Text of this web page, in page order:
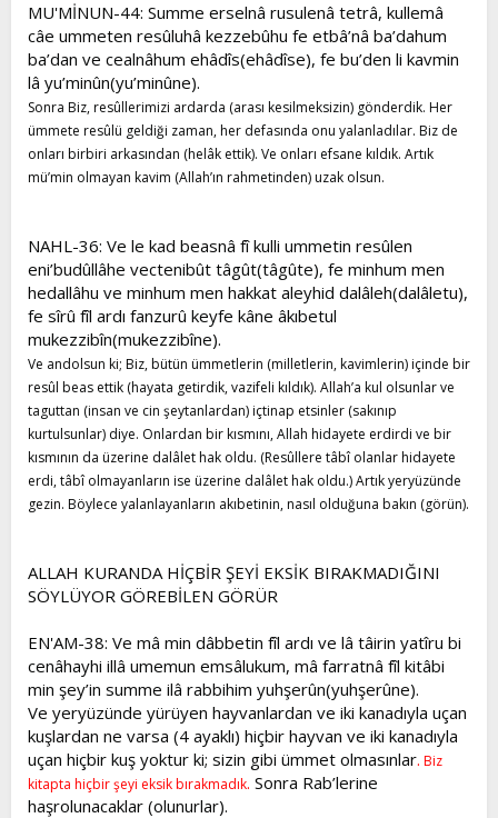
MU'MİNUN-44: Summe erselnâ rusulenâ tetrâ, kullemâ
câe ummeten resûluhâ kezzebûhu fe etbâ’nâ ba’dahum
ba’dan ve cealnâhum ehâdîs(ehâdîse), fe bu’den li kavmin
lâ yu’minûn(yu’minûne).
Sonra Biz, resûllerimizi ardarda (arası kesilmeksizin) gönderdik. Her
ümmete resûlü geldiği zaman, her defasında onu yalanladılar. Biz de
onları birbiri arkasından (helâk ettik). Ve onları efsane kıldık. Artık
mü’min olmayan kavim (Allah’ın rahmetinden) uzak olsun.
NAHL-36: Ve le kad beasnâ fî kulli ummetin resûlen
eni’budûllâhe vectenibût tâgût(tâgûte), fe minhum men
hedallâhu ve minhum men hakkat aleyhid dalâleh(dalâletu),
fe sîrû fîl ardı fanzurû keyfe kâne âkıbetul
mukezzibîn(mukezzibîne).
Ve andolsun ki; Biz, bütün ümmetlerin (milletlerin, kavimlerin) içinde bir
resûl beas ettik (hayata getirdik, vazifeli kıldık). Allah’a kul olsunlar ve
taguttan (insan ve cin şeytanlardan) içtinap etsinler (sakınıp
kurtulsunlar) diye. Onlardan bir kısmını, Allah hidayete erdirdi ve bir
kısmının da üzerine dalâlet hak oldu. (Resûllere tâbî olanlar hidayete
erdi, tâbî olmayanların ise üzerine dalâlet hak oldu.) Artık yeryüzünde
gezin. Böylece yalanlayanların akıbetinin, nasıl olduğuna bakın (görün).
ALLAH KURANDA HİÇBİR ŞEYİ EKSİK BIRAKMADIĞINI
SÖYLÜYOR GÖREBİLEN GÖRÜR
EN'AM-38: Ve mâ min dâbbetin fîl ardı ve lâ tâirin yatîru bi
cenâhayhi illâ umemun emsâlukum, mâ farratnâ fîl kitâbi
min şey’in summe ilâ rabbihim yuhşerûn(yuhşerûne).
Ve yeryüzünde yürüyen hayvanlardan ve iki kanadıyla uçan
kuşlardan ne varsa (4 ayaklı) hiçbir hayvan ve iki kanadıyla
uçan hiçbir kuş yoktur ki; sizin gibi ümmet olmasınlar. Biz
kitapta hiçbir şeyi eksik bırakmadık. Sonra Rab’lerine
haşrolunacaklar (olunurlar).